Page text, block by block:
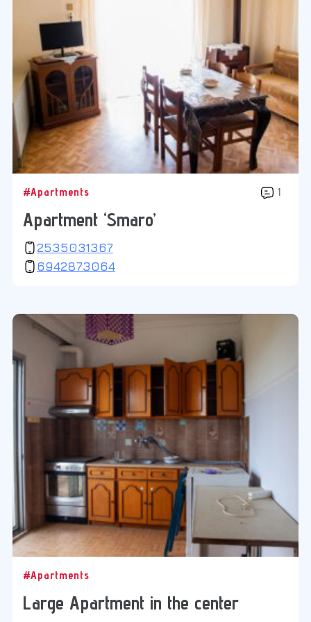
#Apartments 1
Apartment ‘Smaro’
2535031367
6942873064
#Apartments
Large Apartment in the center